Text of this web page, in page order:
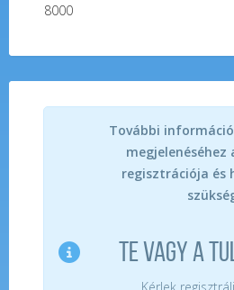
8000
További
regisztrációja és
TE VAGY A